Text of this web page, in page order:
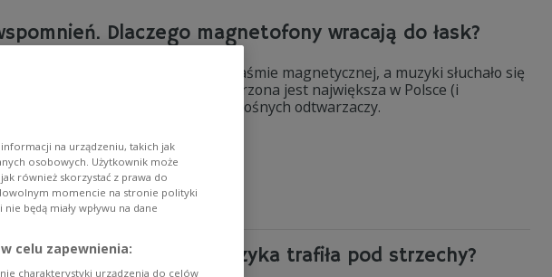
Dlaczego magnetofony wracają do łask?
kiedy dźwięki były zapisywane na taśmie magnetycznej, a muzyki słuchało się
podwarszawskim Piasecznie tworzona jest największa w Polsce (i
kaset magnetofonowych i przenośnych odtwarzaczy.
- jak muzyka trafiła pod strzechy?
na urządzeniu, takich jak
osobowych. Użytkownik może
również skorzystać z prawa do
momencie na stronie polityki
będą miały wpływu na dane
celu zapewnienia:
charakterystyki urządzenia do celów